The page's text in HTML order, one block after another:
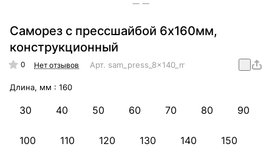
Саморез с прессшайбой 6х160мм,
конструкционный
0 Нет отзывов Арт. sam_press_8x140_mm_konstr
Длина, мм : 160
30 40 50 60 70 80 90
100 110 120 130 140 150